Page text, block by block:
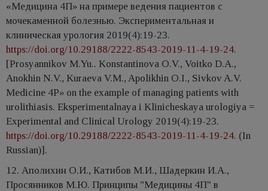
«Медицина 4П» на примере ведения пациентов с
мочекаменной болезнью. Экспериментальная и
клиническая урология 2019(4):19-23.
https://doi.org/10.29188/2222-8543-2019-11-4-19-24.
[Prosyannikov M.Yu.. Konstantinova O.V., Voitko D.A.,
Anokhin N.V., Kuraeva V.M., Apolikhin O.I., Sivkov A.V.
Medicine 4P» on the example of managing patients with
urolithiasis. Eksperimentalnaya i Klinicheskaya urologiya =
Experimental and Clinical Urology 2019(4):19-23.
https://doi.org/10.29188/2222-8543-2019-11-4-19-24. (In
Russian)].
12. Аполихин О.И., Катибов М.И., Шадеркин И.А.,
Просянников М.Ю. Принципы "Медицины 4П" в